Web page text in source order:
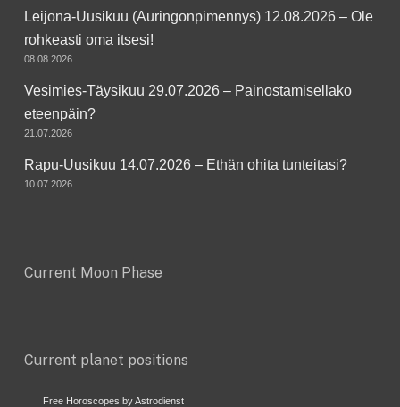
Leijona-Uusikuu (Auringonpimennys) 12.08.2026 – Ole
rohkeasti oma itsesi!
08.08.2026
Vesimies-Täysikuu 29.07.2026 – Painostamisellako
eteenpäin?
21.07.2026
Rapu-Uusikuu 14.07.2026 – Ethän ohita tunteitasi?
10.07.2026
Current Moon Phase
Current planet positions
Free Horoscopes by Astrodienst